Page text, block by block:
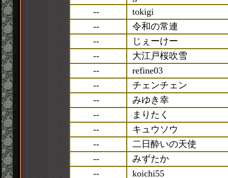
--
tokigi
--
令和の常連
--
じぇーけー
--
大江戸桜吹雪
--
refine03
--
チェンチェン
--
みゆき幸
--
まりたく
--
キュウソウ
--
二日酔いの天使
--
みずたか
--
koichi55